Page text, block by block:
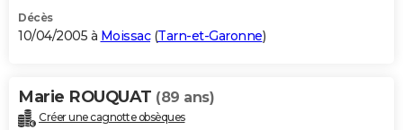
Décès
10/04/2005 à Moissac(Tarn-et-Garonne)
Marie ROUQUAT (89 ans)
Créer une cagnotte obsèques